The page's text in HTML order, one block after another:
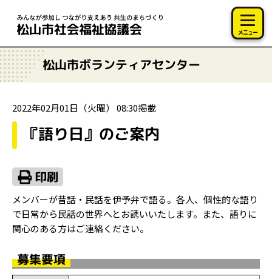
メニュー
松山市ボランティアセンター
2022年02月01日（火曜） 08:30掲載
『語り日』のご案内
メンバーが昔話・民話を伊予弁で語る。各人、個性的な語り
で日常から民話の世界へとお誘いいたします。また、語りに
関心のある方はご連絡ください。
募集要項